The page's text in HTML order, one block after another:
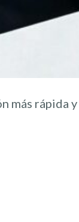
más rápida